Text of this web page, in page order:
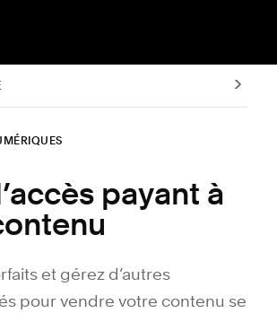
payant à
et gérez d’autres
pour vendre votre contenu se